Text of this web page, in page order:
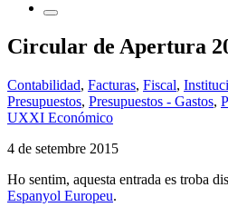
Circular de Apertura
Contabilidad, Facturas, Fiscal,
Presupuestos, Presupuestos - Gastos,
UXXI Económico
4 de setembre 2015
Ho sentim, aquesta entrada es troba
Espanyol Europeu.